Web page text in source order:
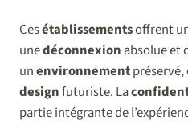
Cesétablissementsoffrent
unedéconnexion absolue et
unenvironnement
designfuturiste. La
partie intégrante de